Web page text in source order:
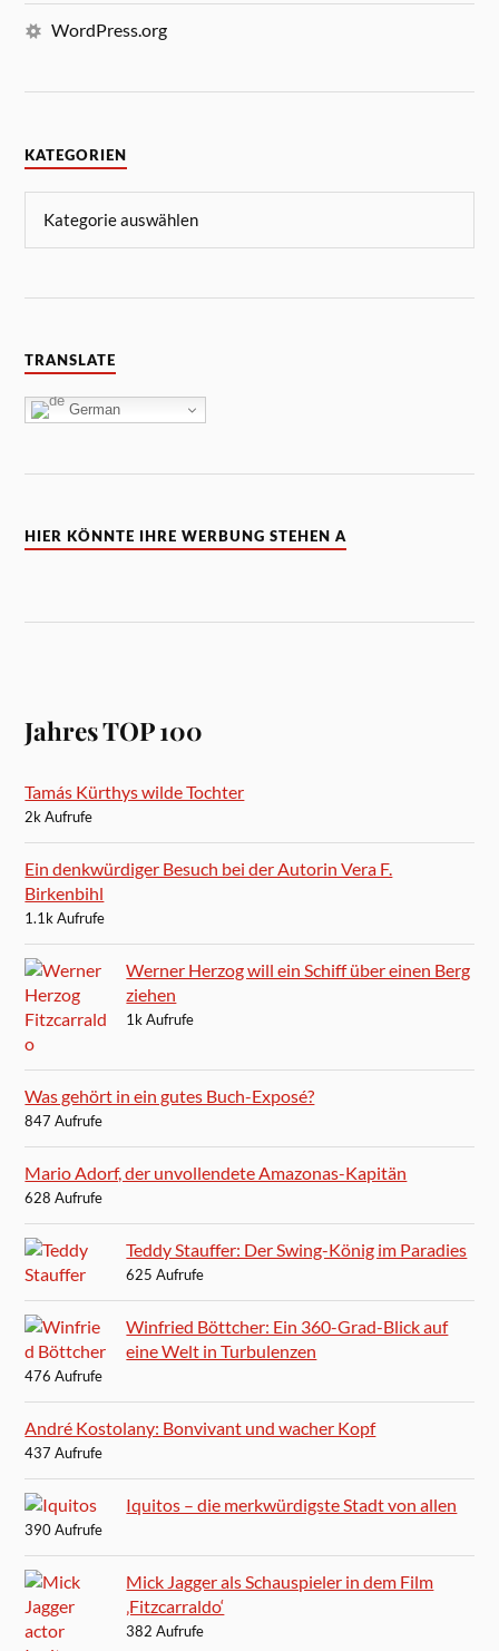
WordPress.org
KATEGORIEN
TRANSLATE
German
HIER KÖNNTE IHRE WERBUNG STEHEN A
Jahres TOP 100
Tamás Kürthys wilde Tochter
2k Aufrufe
Ein denkwürdiger Besuch bei der Autorin Vera F.
Birkenbihl
1.1k Aufrufe
Werner Herzog will ein Schiff über einen Berg
ziehen
1k Aufrufe
Was gehört in ein gutes Buch-Exposé?
847 Aufrufe
Mario Adorf, der unvollendete Amazonas-Kapitän
628 Aufrufe
Teddy Stauffer: Der Swing-König im Paradies
625 Aufrufe
Winfried Böttcher: Ein 360-Grad-Blick auf
eine Welt in Turbulenzen
476 Aufrufe
André Kostolany: Bonvivant und wacher Kopf
437 Aufrufe
Iquitos – die merkwürdigste Stadt von allen
390 Aufrufe
Mick Jagger als Schauspieler in dem Film
‚Fitzcarraldo‘
382 Aufrufe